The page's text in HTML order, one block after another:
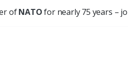
ofNATOfor nearly 75 years –